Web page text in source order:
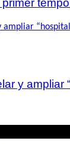
y ampliar